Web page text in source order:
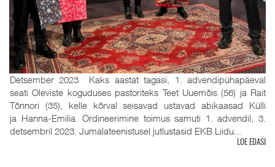
Detsember 2023 Kaks aastat tagasi, 1. advendipühapäeval
seati Oleviste koguduses pastoriteks Teet Uuemõis (56) ja Rait
Tõnnori (35), kelle kõrval seisavad ustavad abikaasad Külli
ja Hanna-Emilia. Ordineerimine toimus samuti 1. advendil, 3.
detsembril 2023. Jumalateenistusel jutlustasid EKB Liidu...
LOE EDASI